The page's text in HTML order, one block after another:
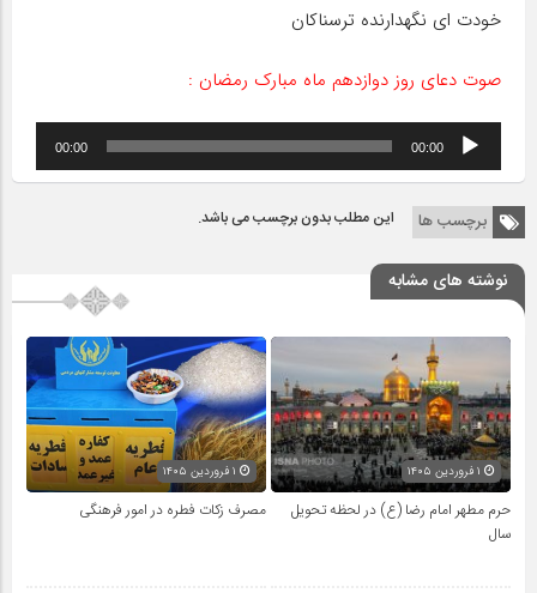
خودت اى نگهدارنده ترسناکان
صوت دعای روز دوازدهم ماه مبارک رمضان :
پخش‌کننده
صوت
00:00
00:00
برچسب ها این مطلب بدون برچسب می باشد.
نوشته های مشابه
حرم مطهر امام رضا (ع) در لحظه تحویل
سال
مصرف زکات فطره در امور فرهنگی